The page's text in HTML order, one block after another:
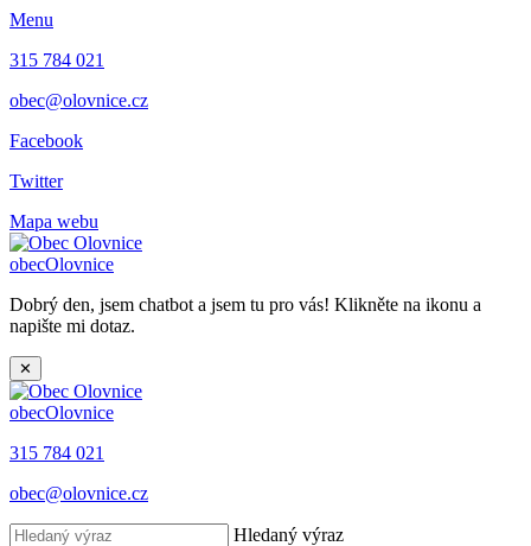
Menu
315 784 021
obec@olovnice.cz
Facebook
Twitter
Mapa webu
obecOlovnice
Dobrý den, jsem chatbot a jsem tu pro vás! Klikněte na ikonu a
napište mi dotaz.
✕
obecOlovnice
315 784 021
obec@olovnice.cz
Hledaný výraz